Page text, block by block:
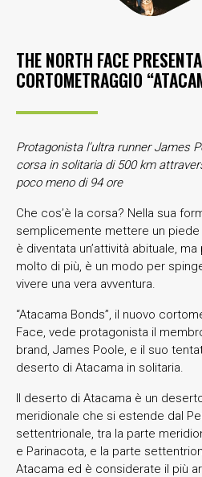
THE NORTH FACE
CORTOMETRAGGIO
Protagonista l’ultra runner James
corsa in solitaria di 500 km
poco meno di 94 ore
Che cos’è la corsa? Nella sua
semplicemente mettere un piede
è diventata un’attività abituale,
molto di più, è un modo per
vivere una vera avventura.
“Atacama Bonds”, il nuovo
Face, vede protagonista il
brand, James Poole, e il suo
deserto di Atacama in solitaria.
Il deserto di Atacama è un
meridionale che si estende dal
settentrionale, tra la parte
e Parinacota, e la parte
Atacama ed è considerate il più